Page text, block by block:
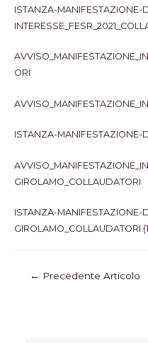
ISTANZA-MANIFESTAZIONE-
ORI
ISTANZA-MANIFESTAZIONE-
GIROLAMO_COLLAUDATORI
ISTANZA-MANIFESTAZIONE-
GIROLAMO_COLLAUDATORI
← Precedente Articolo